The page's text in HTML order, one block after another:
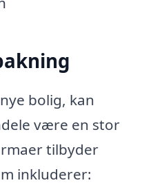
bolig, kan
være en stor
tilbyder
inkluderer: